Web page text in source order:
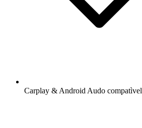
Carplay & Android Audo compatìvel